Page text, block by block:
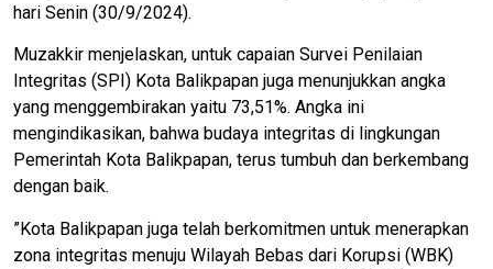
hari Senin (30/9/2024).
Muzakkir menjelaskan, untuk capaian Survei Penilaian
Integritas (SPI) Kota Balikpapan juga menunjukkan angka
yang menggembirakan yaitu 73,51%. Angka ini
mengindikasikan, bahwa budaya integritas di lingkungan
Pemerintah Kota Balikpapan, terus tumbuh dan berkembang
dengan baik.
”Kota Balikpapan juga telah berkomitmen untuk menerapkan
zona integritas menuju Wilayah Bebas dari Korupsi (WBK)